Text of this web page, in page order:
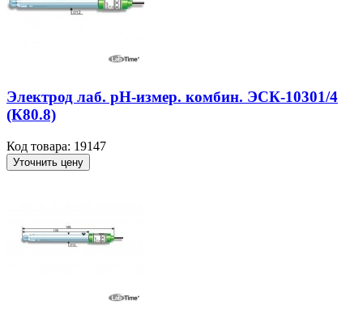
Электрод лаб. рН-измер. комбин. ЭСК-10301/4
(К80.8)
Код товара: 19147
Уточнить цену